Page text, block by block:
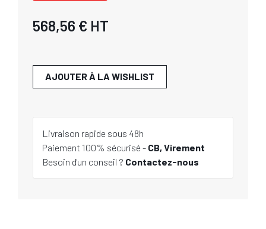
568,56 € HT
AJOUTER À LA WISHLIST
Livraison rapide sous 48h
Paiement 100% sécurisé - CB, Virement
Besoin d'un conseil ? Contactez-nous